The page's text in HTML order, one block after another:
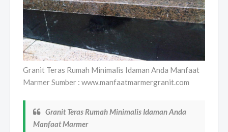
Granit Teras Rumah Minimalis Idaman Anda Manfaat
Marmer Sumber : www.manfaatmarmergranit.com
Granit Teras Rumah Minimalis Idaman Anda
Manfaat Marmer